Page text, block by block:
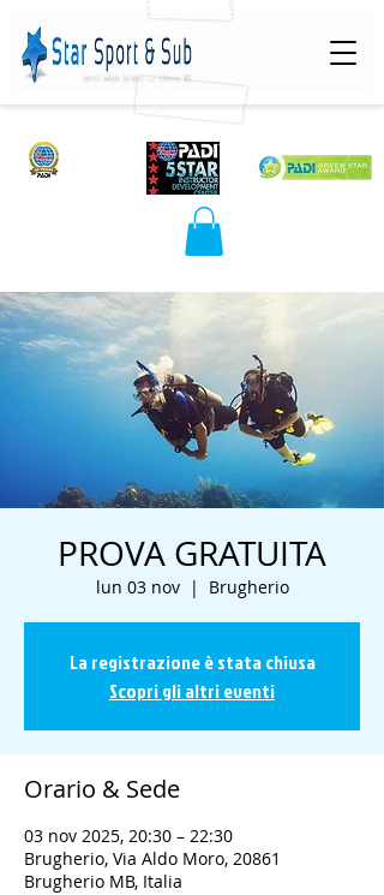
PROVA GRATUITA
lun 03 nov
  |
Brugherio
La registrazione è stata chiusa
Scopri gli altri eventi
Orario & Sede
03 nov 2025, 20:30 – 22:30
Brugherio, Via Aldo Moro, 20861
Brugherio MB, Italia